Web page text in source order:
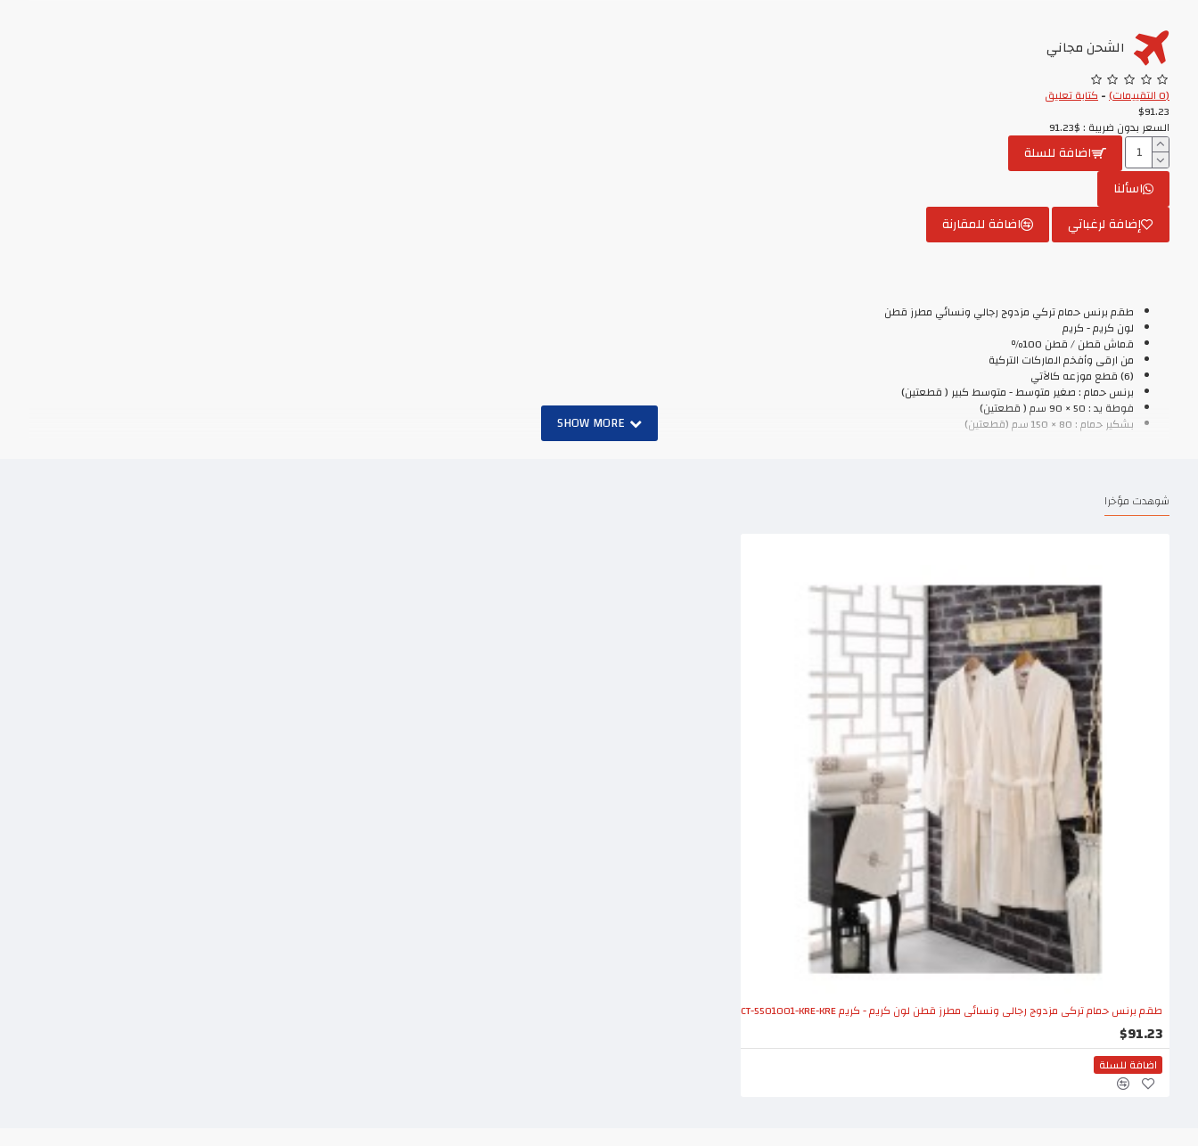
الشحن مجاني
(0 التقييمات) -كتابة تعليق
$91.23
السعر بدون ضريبة : $91.23
اضافة للسلة
اسألنا
إضافة لرغباتي
اضافة للمقارنة
طقم برنس حمام تركي مزدوج رجالي ونسائي مطرز قطن
لون كريم - كريم
قماش قطن / قطن 100٪
من ارقى وأفخم الماركات التركية
(6) قطع موزعه كالآتي
برنس حمام : صغير متوسط - متوسط كبير ( قطعتين)
فوطة يد : 50 × 90 سم ( قطعتين)
بشكير حمام : 80 × 150 سم (قطعتين)
شوهدت مؤخرا
طقم برنس حمام تركي مزدوج رجالي ونسائي مطرز قطن لون كريم - كريم CT-5501001-KRE-KRE
$91.23
اضافة للسلة